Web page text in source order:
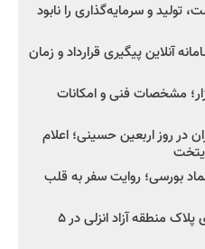
و سرمایه‌گذاری را نابود
آنلاین پیگیری قرارداد و زمان
مشخصات فنی و امکانات
تهران در روز اربعین حسینی؛ اعلام
بورسی؛ روایت سفر به قلب
استاندار گیلان: تردد خودروهای پلاک منطقه آزاد انزلی در ۵